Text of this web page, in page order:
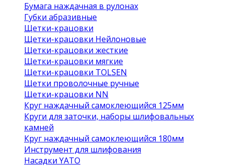
Бумага наждачная в рулонах
Губки абразивные
Щетки-крацовки
Щетки-крацовки Нейлоновые
Щетки-крацовки жесткие
Щетки-крацовки мягкие
Щетки-крацовки TOLSEN
Щетки проволочные ручные
Щетки-крацовки NN
Круг наждачный самоклеющийся 125мм
Круги для заточки, наборы шлифовальных
камней
Круг наждачный самоклеющийся 180мм
Инструмент для шлифования
Насадки YATO